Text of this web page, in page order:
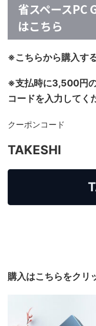
ディアプレイヤー「
省スペースPC
はこちら
※こちらから購入す
※支払時に3,500円
コードを入力してく
クーポンコード
TAKESHI
購入はこちらをク